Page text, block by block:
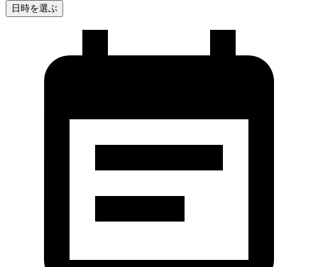
日時を選ぶ